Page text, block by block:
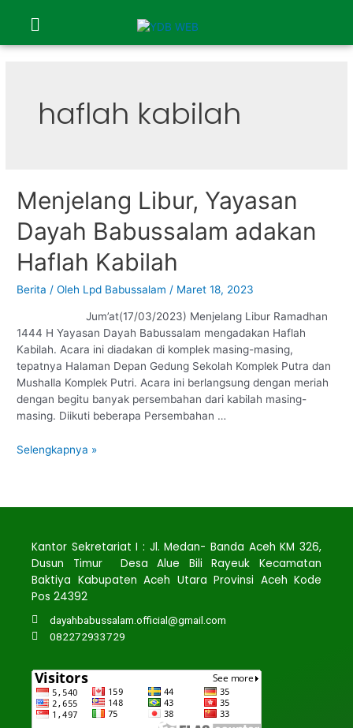
haflah kabilah
Menjelang Libur, Yayasan
Dayah Babussalam adakan
Haflah Kabilah
Berita / Oleh Lpd Babussalam/ Maret 18, 2023
Jum’at(17/03/2023) Menjelang Libur Ramadhan
1444 H Yayasan Dayah Babussalam mengadakan Haflah
Kabilah. Acara ini diadakan di komplek masing-masing,
tepatnya Halaman Depan Gedung Sekolah Komplek Putra dan
Mushalla Komplek Putri. Acara ini berlangsung dengan meriah
dengan begitu banyak persembahan dari kabilah masing-
masing. Diikuti beberapa Persembahan …
Selengkapnya »
Kantor Sekretariat I : Jl. Medan- Banda Aceh KM 326,
Dusun Timur Desa Alue Bili Rayeuk Kecamatan
Baktiya Kabupaten Aceh Utara Provinsi Aceh Kode
Pos 24392
dayahbabussalam.official@gmail.com
082272933729